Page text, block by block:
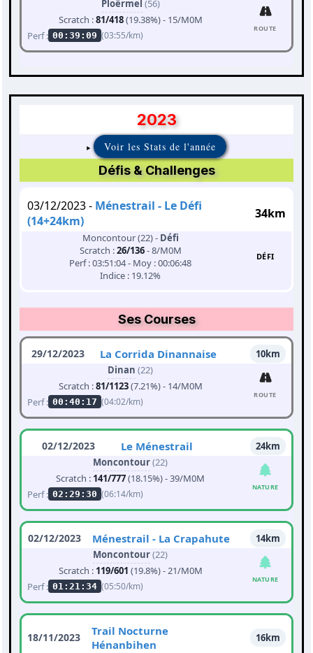
Ploërmel (56)
Scratch :81/418(19.38%) - 15/M0M
Perf : 00:39:09 (03:55/km)
ROUTE
2023
Voir les Stats de l'année
Défis & Challenges
03/12/2023 - Ménestrail - Le Défi
(14+24km)
34km
Moncontour (22) - Défi
Scratch :26/136- 8/M0M
Perf : 03:51:04 - Moy : 00:06:48
Indice : 19.12%
DÉFI
Ses Courses
29/12/2023 La Corrida Dinannaise
10km
Dinan (22)
Scratch :81/1123(7.21%) - 14/M0M
Perf : 00:40:17 (04:02/km)
ROUTE
02/12/2023 Le Ménestrail
24km
Moncontour(22)
Scratch : 141/777(18.15%) - 39/M0M
Perf : 02:29:30 (06:14/km)
NATURE
02/12/2023 Ménestrail - La Crapahute
14km
Moncontour(22)
Scratch : 119/601 (19.8%) - 21/M0M
Perf : 01:21:34 (05:50/km)
NATURE
18/11/2023
Trail Nocturne
Hénanbihen
16km